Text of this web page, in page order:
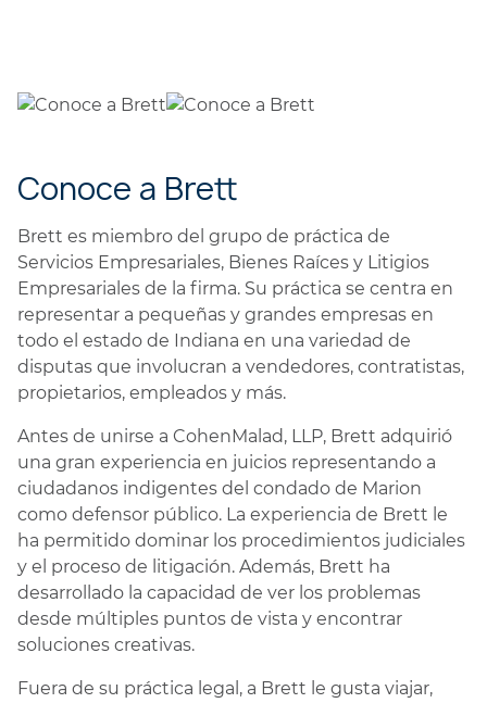
Conoce a Brett
Brett es miembro del grupo de práctica de
Servicios Empresariales, Bienes Raíces y Litigios
Empresariales de la firma. Su práctica se centra en
representar a pequeñas y grandes empresas en
todo el estado de Indiana en una variedad de
disputas que involucran a vendedores, contratistas,
propietarios, empleados y más.
Antes de unirse a CohenMalad, LLP, Brett adquirió
una gran experiencia en juicios representando a
ciudadanos indigentes del condado de Marion
como defensor público. La experiencia de Brett le
ha permitido dominar los procedimientos judiciales
y el proceso de litigación. Además, Brett ha
desarrollado la capacidad de ver los problemas
desde múltiples puntos de vista y encontrar
soluciones creativas.
Fuera de su práctica legal, a Brett le gusta viajar,